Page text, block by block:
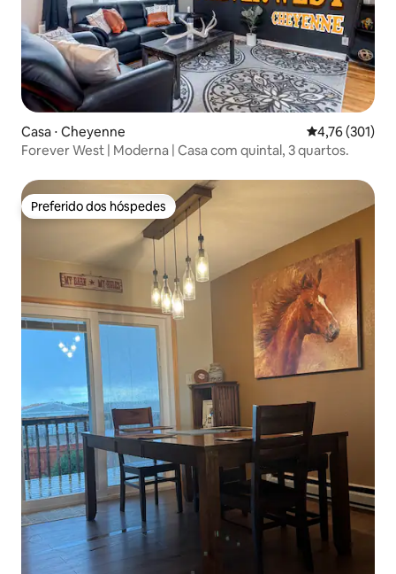
Casa ⋅ Cheyenne 4,76 de uma
4,76 (301)
Forever West | Moderna | Casa com quintal, 3 quartos.
Preferido dos hóspedes
Preferido dos hóspedes